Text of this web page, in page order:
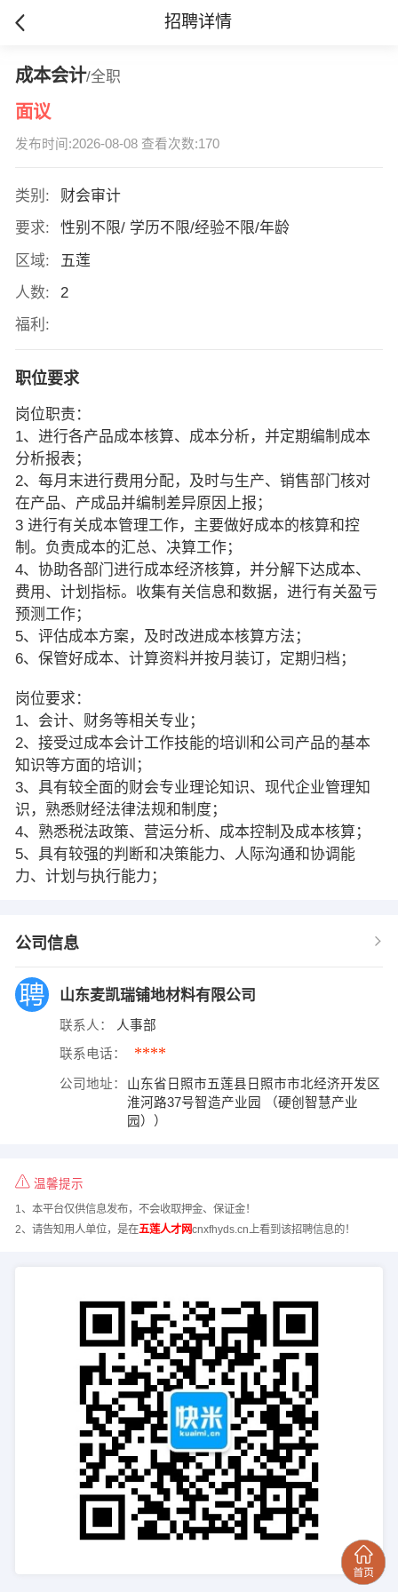
招聘详情
成本会计/全职
面议
发布时间:2026-08-08 查看次数:170
类别:
财会审计
要求:
性别不限/ 学历不限/经验不限/年龄
区域:
五莲
人数:
2
福利:
职位要求
岗位职责：
1、进行各产品成本核算、成本分析，并定期编制成本
分析报表；
2、每月末进行费用分配，及时与生产、销售部门核对
在产品、产成品并编制差异原因上报；
3 进行有关成本管理工作，主要做好成本的核算和控
制。负责成本的汇总、决算工作；
4、协助各部门进行成本经济核算，并分解下达成本、
费用、计划指标。收集有关信息和数据，进行有关盈亏
预测工作；
5、评估成本方案，及时改进成本核算方法；
6、保管好成本、计算资料并按月装订，定期归档；
岗位要求：
1、会计、财务等相关专业；
2、接受过成本会计工作技能的培训和公司产品的基本
知识等方面的培训；
3、具有较全面的财会专业理论知识、现代企业管理知
识，熟悉财经法律法规和制度；
4、熟悉税法政策、营运分析、成本控制及成本核算；
5、具有较强的判断和决策能力、人际沟通和协调能
力、计划与执行能力；
公司信息
山东麦凯瑞铺地材料有限公司
联系人： 人事部
联系电话： ****
公司地址：
山东省日照市五莲县日照市市北经济开发区
淮河路37号智造产业园 （硬创智慧产业
园））
温馨提示
1、本平台仅供信息发布，不会收取押金、保证金！
2、请告知用人单位，是在五莲人才网cnxfhyds.cn上看到该招聘信息的！